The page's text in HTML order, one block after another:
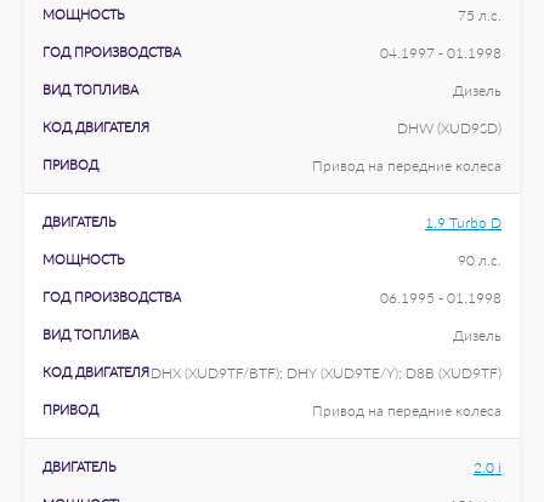
МОЩНОСТЬ 75 л.с.
ГОД ПРОИЗВОДСТВА 04.1997 - 01.1998
ВИД ТОПЛИВА Дизель
КОД ДВИГАТЕЛЯ DHW (XUD9SD)
ПРИВОД Привод на передние колеса
ДВИГАТЕЛЬ 1.9 Turbo D
МОЩНОСТЬ 90 л.с.
ГОД ПРОИЗВОДСТВА 06.1995 - 01.1998
ВИД ТОПЛИВА Дизель
КОД ДВИГАТЕЛЯDHX (XUD9TF/BTF); DHY (XUD9TE/Y); D8B (XUD9TF)
ПРИВОД Привод на передние колеса
ДВИГАТЕЛЬ 2.0 i